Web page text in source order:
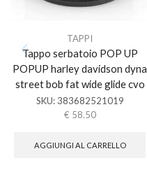
TAPPI
Tappo serbatoio POP UP
POPUP harley davidson dyna
street bob fat wide glide cvo
SKU: 383682521019
€ 58.50
AGGIUNGI AL CARRELLO